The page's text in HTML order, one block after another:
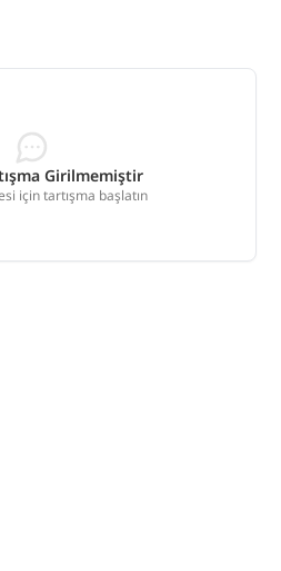
Girilmemiştir
için tartışma başlatın